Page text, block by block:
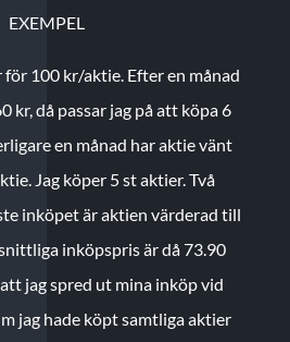
EXEMPEL
för 100 kr/aktie. Efter en månad
kr, då passar jag på att köpa 6
en månad har aktie vänt
Jag köper 5 st aktier.Två
inköpet är aktien värderad till
inköpspris är då 73.90
jag spred ut mina inköp vid
jag hade köpt samtliga aktier